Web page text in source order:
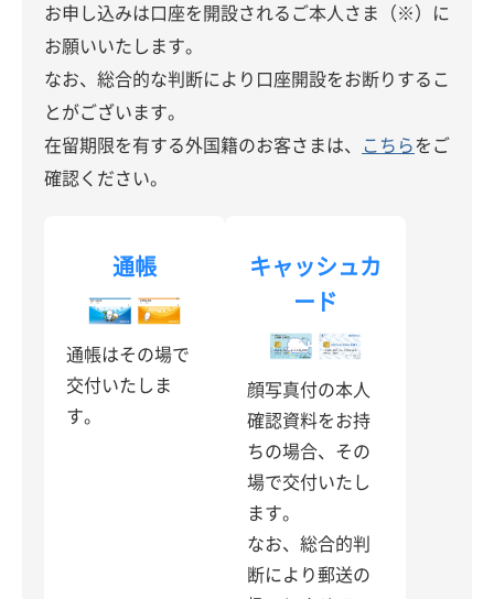
お申し込みは口座を開設されるご本人さま（※）に
お願いいたします。
なお、総合的な判断により口座開設をお断りするこ
とがございます。
在留期限を有する外国籍のお客さまは、 こちらをご
確認ください。
通帳
通帳はその場で
交付いたしま
す。
キャッシュカ
ード
顔写真付の本人
確認資料をお持
ちの場合、 その
場で交付いたし
ます。
なお、総合的判
断により郵送の